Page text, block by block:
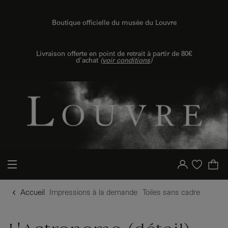
Boutique officielle du musée du Louvre
Livraison offerte en point de retrait à partir de 80€
d'achat (voir conditions)
Votre compte
Liste d'achat
Accueil Impressions à la demande Toiles sans cadre
{{ new Intl.NumberFormat('fr').format(dimensions.legend.h) }} {{ dimensions.legend.unit }}